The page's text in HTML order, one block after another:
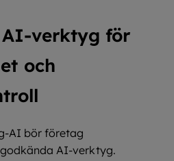
verktyg för
och
AI bör företag
AI-verktyg.